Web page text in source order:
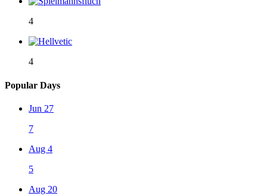
4
4
Popular Days
Jun 27
7
Aug 4
5
Aug 20